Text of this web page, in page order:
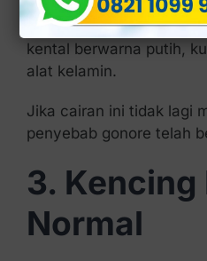
Gonore sering
kental berwarna putih,
alat kelamin.
Jika cairan ini tidak lagi
penyebab gonore telah
3. Kencing
Normal